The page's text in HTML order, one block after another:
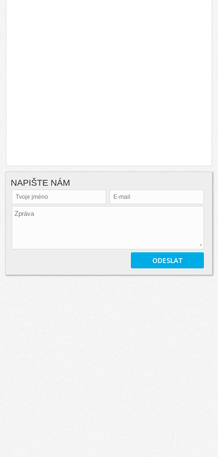
NAPIŠTE NÁM